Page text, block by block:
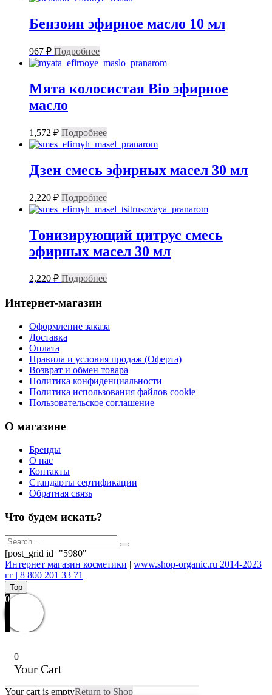
Бензоин эфирное масло 10 мл
967 ₽ Подробнее
Мята колосистая Bio эфирное
масло
1,572 ₽ Подробнее
Дзен смесь эфирных масел 30 мл
2,220 ₽ Подробнее
Тонизирующий цитрус смесь
эфирных масел 30 мл
2,220 ₽ Подробнее
Интернет-магазин
Оформление заказа
Доставка
Оплата
Правила и условия продаж (Оферта)
Возврат и обмен товара
Политика конфиденциальности
Политика использования файлов cookie
Пользовательское соглашение
О магазине
Бренды
О нас
Контакты
Стандарты сертификации
Обратная связь
Что будем искать?
[post_grid id="5980"
Интернет магазин косметики | www.shop-organic.ru 2014-2023
гг | 8 800 201 33 71
Top
0
0
Your Cart
Your cart is emptyReturn to Shop